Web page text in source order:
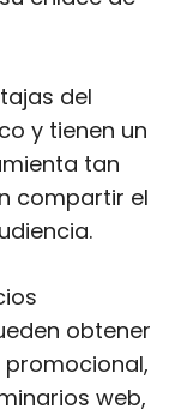
del
y tienen un
tan
compartir el
obtener
web,